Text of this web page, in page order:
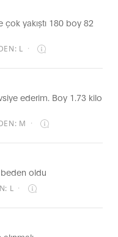
yakıştı 180 boy 82
L ·
ederim. Boy 1.73 kilo
M ·
oldu
L ·